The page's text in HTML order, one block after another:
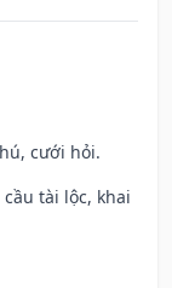
cưới hỏi.
tài lộc, khai